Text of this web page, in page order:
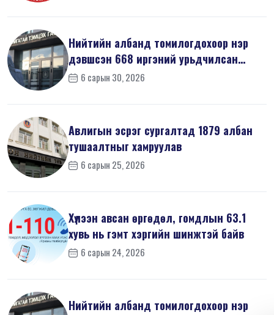
Нийтийн албанд томилогдохоор нэр
дэвшсэн 668 иргэний урьдчилсан
мэдүүл...
6 сарын 30, 2026
Авлигын эсрэг сургалтад 1879 албан
тушаалтныг хамруулав
6 сарын 25, 2026
Хүлээн авсан өргөдөл, гомдлын 63.1
хувь нь гэмт хэргийн шинжтэй байв
6 сарын 24, 2026
Нийтийн албанд томилогдохоор нэр